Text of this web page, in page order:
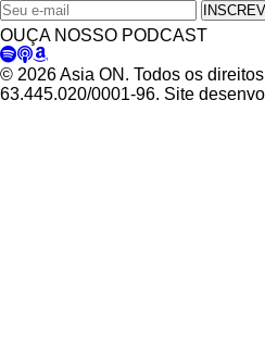
OUÇA NOSSO PODCAST
© 2026 Asia ON. Todos os
63.445.020/0001-96. Site